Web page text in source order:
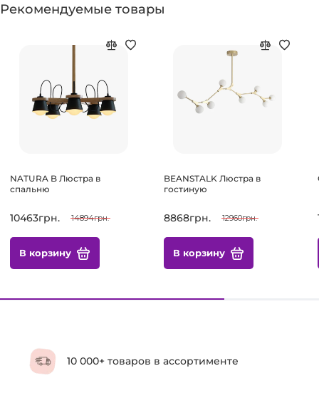
Рекомендуемые товары
NATURA B Люстра в
спальню
10463грн. 14894грн.
В корзину
BEANSTALK Люстра в
гостиную
8868грн. 12960грн.
В корзину
10 000+ товаров в ассортименте